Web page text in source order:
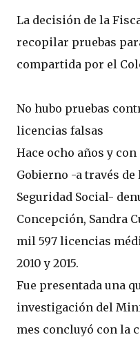
La decisión de la
recopilar pruebas
compartida por el
No hubo pruebas
licencias falsas
Hace ocho años y
Gobierno -a través
Seguridad Social-
Concepción, Sandra
mil 597 licencias
2010 y 2015.
Fue presentada una
investigación del
mes concluyó con la